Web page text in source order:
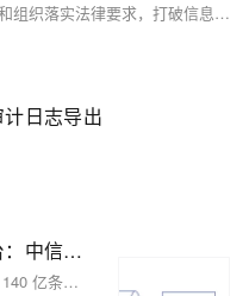
日志审计的必要性在于其能够帮助企业和组织落实法律要求，打破信息孤岛和应对安全威胁。选择 SLS 下日志审计应用，一方面是选择国家网络安全专用认证的日志分析产品，另一方面可以快速帮助大型公司统一管理多组地域、多个账号的日志数据。除了在日志服务中存储、查看和分析日志外，还可通过报表分析和告警配置，主动发现潜在的安全威胁，增强云上资产安全。
日志导出
金融场景 PB 级大规模日志平台：中信银行信用卡中心从 Elasticsearch 到 Apache Doris 的先进实践
中信银行信用卡中心每日新增日志数据 140 亿条（80TB），全量归档日志量超 40PB，早期基于 Elasticsearch 构建的日志云平台，面临存储成本高、实时写入性能差、文本检索慢以及日志分析能力不足等问题。因此使用 Apache Doris 替换 Elasticsearch，实现资源投入降低 50%、查询速度提升 2～4 倍，同时显著提高了运维效率。